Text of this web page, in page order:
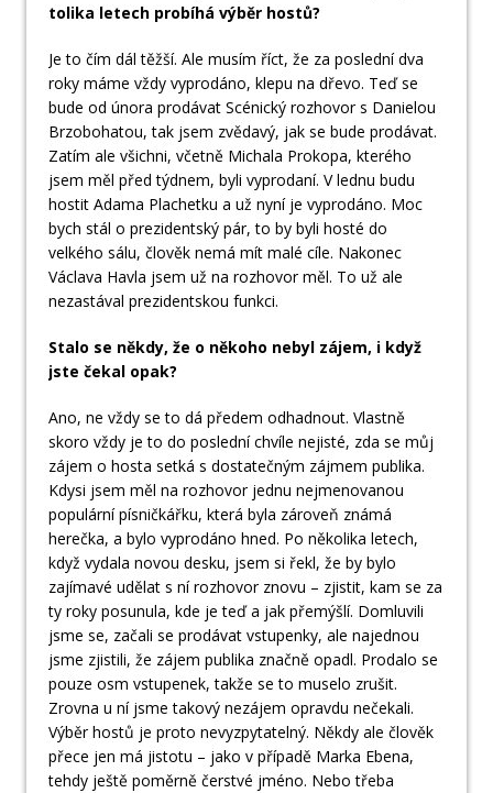
tolika letech probíhá výběr hostů?
Je to čím dál těžší. Ale musím říct, že za poslední dva
roky máme vždy vyprodáno, klepu na dřevo. Teď se
bude od února prodávat Scénický rozhovor s Danielou
Brzobohatou, tak jsem zvědavý, jak se bude prodávat.
Zatím ale všichni, včetně Michala Prokopa, kterého
jsem měl před týdnem, byli vyprodaní. V lednu budu
hostit Adama Plachetku a už nyní je vyprodáno. Moc
bych stál o prezidentský pár, to by byli hosté do
velkého sálu, člověk nemá mít malé cíle. Nakonec
Václava Havla jsem už na rozhovor měl. To už ale
nezastával prezidentskou funkci.
Stalo se někdy, že o někoho nebyl zájem, i když
jste čekal opak?
Ano, ne vždy se to dá předem odhadnout. Vlastně
skoro vždy je to do poslední chvíle nejisté, zda se můj
zájem o hosta setká s dostatečným zájmem publika.
Kdysi jsem měl na rozhovor jednu nejmenovanou
populární písničkářku, která byla zároveň známá
herečka, a bylo vyprodáno hned. Po několika letech,
když vydala novou desku, jsem si řekl, že by bylo
zajímavé udělat s ní rozhovor znovu – zjistit, kam se za
ty roky posunula, kde je teď a jak přemýšlí. Domluvili
jsme se, začali se prodávat vstupenky, ale najednou
jsme zjistili, že zájem publika značně opadl. Prodalo se
pouze osm vstupenek, takže se to muselo zrušit.
Zrovna u ní jsme takový nezájem opravdu nečekali.
Výběr hostů je proto nevyzpytatelný. Někdy ale člověk
přece jen má jistotu – jako v případě Marka Ebena,
tehdy ještě poměrně čerstvé jméno. Nebo třeba